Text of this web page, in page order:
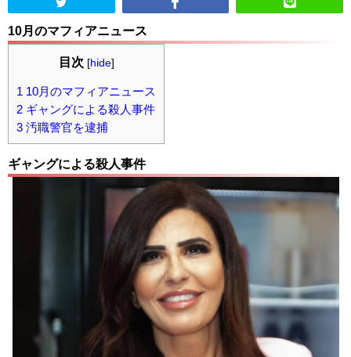
当店の紹介
オンラインストア
お問い合わせ
10月のマフィアニュース
目次 [hide]
1 10月のマフィアニュース
2 ギャングによる殺人事件
3 汚職警官を逮捕
ギャングによる殺人事件